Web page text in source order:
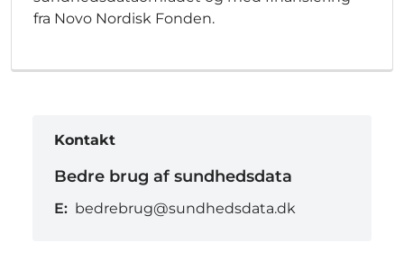
fra Novo Nordisk Fonden.
Kontakt
Bedre brug af sundhedsdata
E: bedrebrug@sundhedsdata.dk